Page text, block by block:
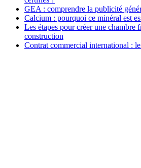
GEA : comprendre la publicité
Calcium : pourquoi ce minéral est
Les étapes pour créer une chambre
construction
Contrat commercial international :